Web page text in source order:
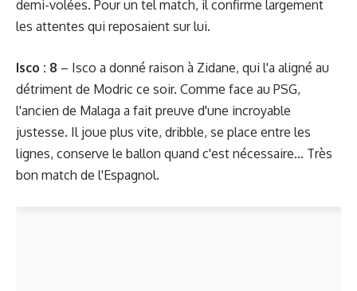
demi-volées. Pour un tel match, il confirme largement
les attentes qui reposaient sur lui.
Isco : 8 – Isco a donné raison à Zidane, qui l'a aligné au
détriment de Modric ce soir. Comme face au PSG,
l'ancien de Malaga a fait preuve d'une incroyable
justesse. Il joue plus vite, dribble, se place entre les
lignes, conserve le ballon quand c'est nécessaire... Très
bon match de l'Espagnol.